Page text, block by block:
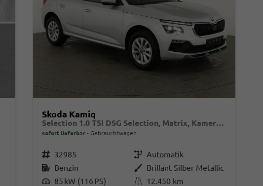
Skoda Kamiq
Selection 1.0 TSI DSG Selection, Matrix, Kamera, Winter, 16-Zoll, 4-J Garantie
sofort lieferbar Gebrauchtwagen
Fahrzeugnr. 32985 GetriebeAutomatik
Kraftstoff Benzin AußenfarbeBrillant Silber Metallic
Leistung 85 kW (116 PS) Kilometerstand 12.450 km